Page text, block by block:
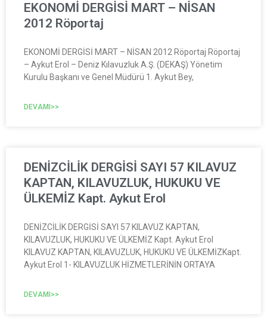
EKONOMİ DERGİSİ MART – NİSAN
2012 Röportaj
EKONOMİ DERGİSİ MART – NİSAN 2012 Röportaj Röportaj
– Aykut Erol – Deniz Kılavuzluk A.Ş. (DEKAŞ) Yönetim
Kurulu Başkanı ve Genel Müdürü 1. Aykut Bey,
DEVAMI>>
DENİZCİLİK DERGİSİ SAYI 57 KILAVUZ
KAPTAN, KILAVUZLUK, HUKUKU VE
ÜLKEMİZ Kapt. Aykut Erol
DENİZCİLİK DERGİSİ SAYI 57 KILAVUZ KAPTAN,
KILAVUZLUK, HUKUKU VE ÜLKEMİZ Kapt. Aykut Erol
KILAVUZ KAPTAN, KILAVUZLUK, HUKUKU VE ÜLKEMİZKapt.
Aykut Erol 1- KILAVUZLUK HİZMETLERİNİN ORTAYA
DEVAMI>>